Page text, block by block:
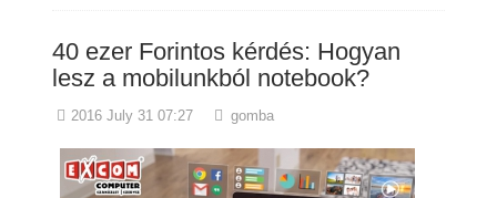
40 ezer Forintos kérdés: Hogyan
lesz a mobilunkból notebook?
2016 July 31 07:27 gomba